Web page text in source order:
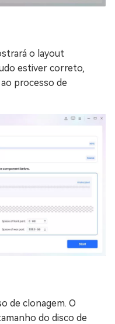
o layout
estiver correto,
processo de
de clonagem. O
do disco de